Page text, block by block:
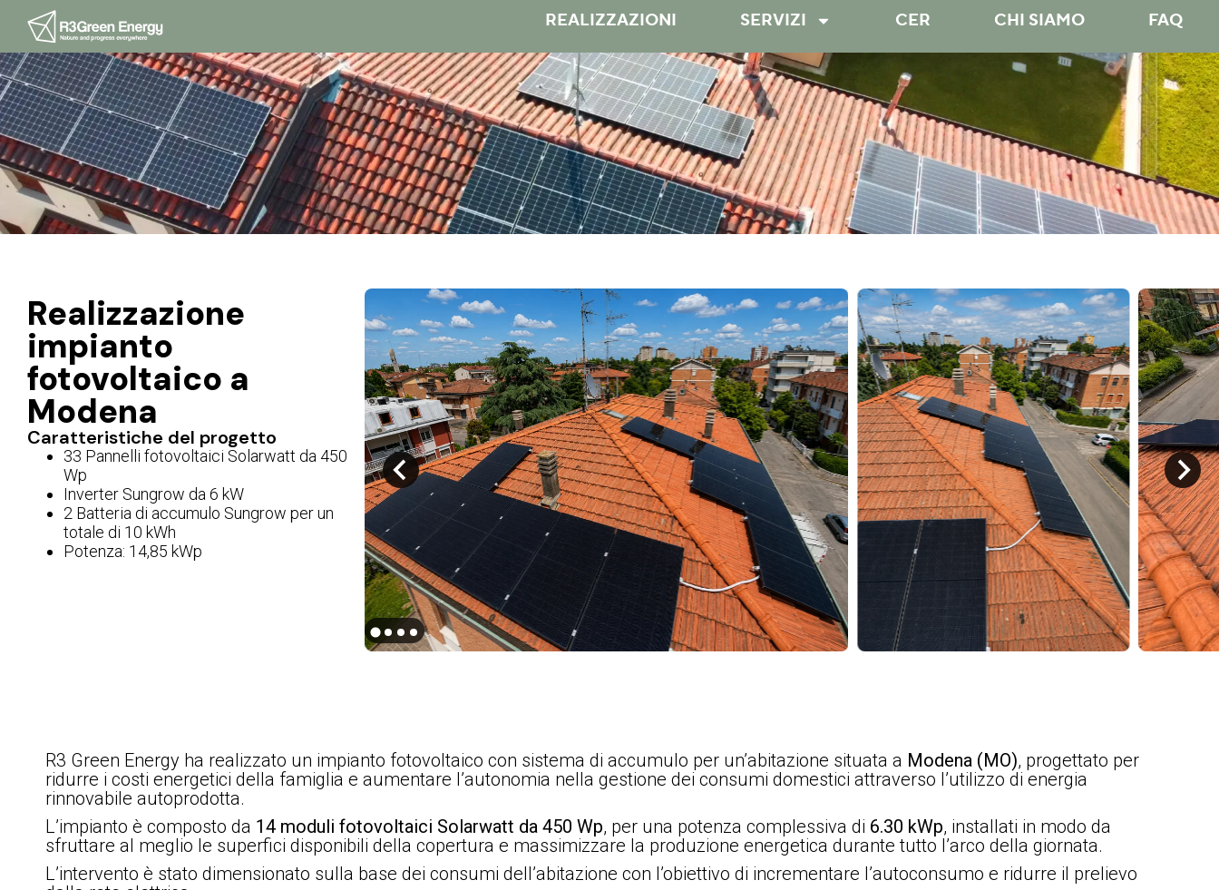
REALIZZAZIONI SERVIZI CER CHI SIAMO FAQ
Realizzazione
impianto
fotovoltaico a
Modena
Caratteristiche del progetto
33 Pannelli fotovoltaici Solarwatt da 450
Wp
Inverter Sungrow da 6 kW
2 Batteria di accumulo Sungrow per un
totale di 10 kWh
Potenza: 14,85 kWp
R3 Green Energy ha realizzato un impianto fotovoltaico con sistema di accumulo per un’abitazione situata a Modena (MO), progettato per
ridurre i costi energetici della famiglia e aumentare l’autonomia nella gestione dei consumi domestici attraverso l’utilizzo di energia
rinnovabile autoprodotta.
L’impianto è composto da 14 moduli fotovoltaici Solarwatt da 450 Wp, per una potenza complessiva di 6.30 kWp, installati in modo da
sfruttare al meglio le superfici disponibili della copertura e massimizzare la produzione energetica durante tutto l’arco della giornata.
L’intervento è stato dimensionato sulla base dei consumi dell’abitazione con l’obiettivo di incrementare l’autoconsumo e ridurre il prelievo